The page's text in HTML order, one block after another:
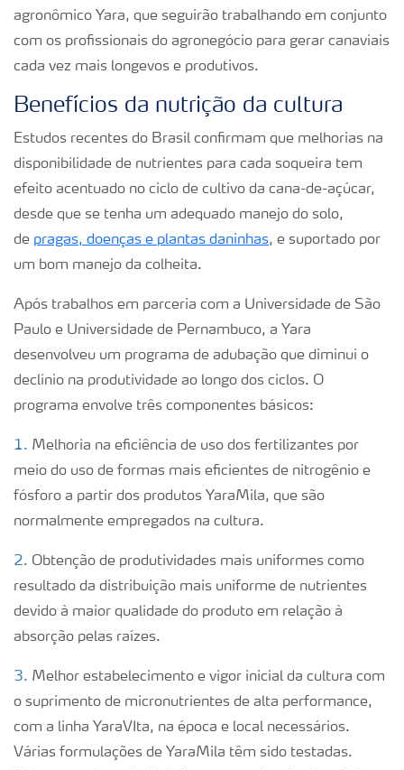
agronômico Yara, que seguirão trabalhando em conjunto
com os profissionais do agronegócio para gerar canaviais
cada vez mais longevos e produtivos.
Benefícios da nutrição da cultura
Estudos recentes do Brasil confirmam que melhorias na
disponibilidade de nutrientes para cada soqueira tem
efeito acentuado no ciclo de cultivo da cana-de-açúcar,
desde que se tenha um adequado manejo do solo,
de pragas, doenças e plantas daninhas, e suportado por
um bom manejo da colheita.
Após trabalhos em parceria com a Universidade de São
Paulo e Universidade de Pernambuco, a Yara
desenvolveu um programa de adubação que diminui o
declínio na produtividade ao longo dos ciclos. O
programa envolve três componentes básicos:
1. Melhoria na eficiência de uso dos fertilizantes por
meio do uso de formas mais eficientes de nitrogênio e
fósforo a partir dos produtos YaraMila, que são
normalmente empregados na cultura.
2. Obtenção de produtividades mais uniformes como
resultado da distribuição mais uniforme de nutrientes
devido à maior qualidade do produto em relação à
absorção pelas raízes.
3. Melhor estabelecimento e vigor inicial da cultura com
o suprimento de micronutrientes de alta performance,
com a linha YaraVIta, na época e local necessários.
Várias formulações de YaraMila têm sido testadas.